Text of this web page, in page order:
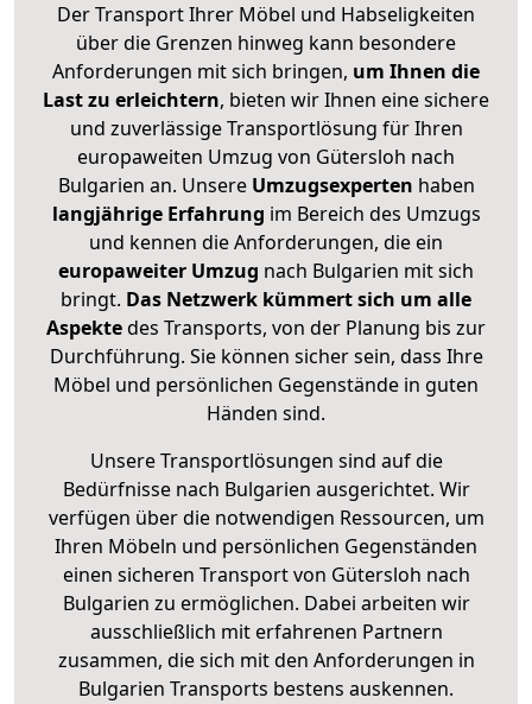
Der Transport Ihrer Möbel und Habseligkeiten
über die Grenzen hinweg kann besondere
Anforderungen mit sich bringen, um Ihnen die
Last zu erleichtern, bieten wir Ihnen eine sichere
und zuverlässige Transportlösung für Ihren
europaweiten Umzug von Gütersloh nach
Bulgarien an. Unsere Umzugsexperten haben
langjährige Erfahrung im Bereich des Umzugs
und kennen die Anforderungen, die ein
europaweiter Umzug nach Bulgarien mit sich
bringt. Das Netzwerk kümmert sich um alle
Aspektedes Transports, von der Planung bis zur
Durchführung. Sie können sicher sein, dass Ihre
Möbel und persönlichen Gegenstände in guten
Händen sind.
Unsere Transportlösungen sind auf die
Bedürfnisse nach Bulgarien ausgerichtet. Wir
verfügen über die notwendigen Ressourcen, um
Ihren Möbeln und persönlichen Gegenständen
einen sicheren Transport von Gütersloh nach
Bulgarien zu ermöglichen. Dabei arbeiten wir
ausschließlich mit erfahrenen Partnern
zusammen, die sich mit den Anforderungen in
Bulgarien Transports bestens auskennen.